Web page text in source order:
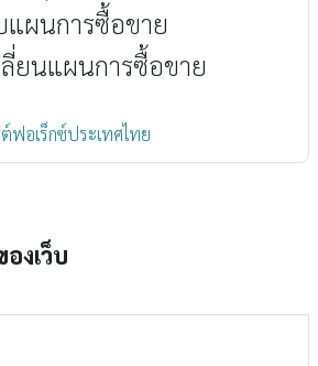
แผนการซื้อขาย
ยนแผนการซื้อขาย
ฟอเร็กซ์ประเทศไทย
งเว็บ